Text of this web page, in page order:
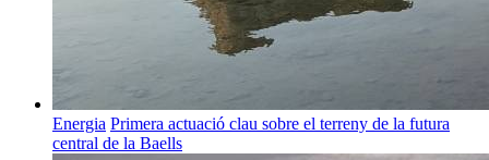
Energia Primera actuació clau sobre el terreny de la futura
central de la Baells